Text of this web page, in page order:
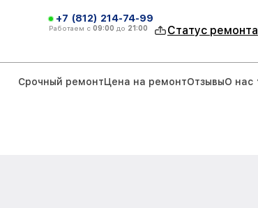
+7 (812) 214-74-99
Работаем с 09:00 до 21:00 Статус ремонта
Срочный ремонтЦена на ремонтОтзывыО нас